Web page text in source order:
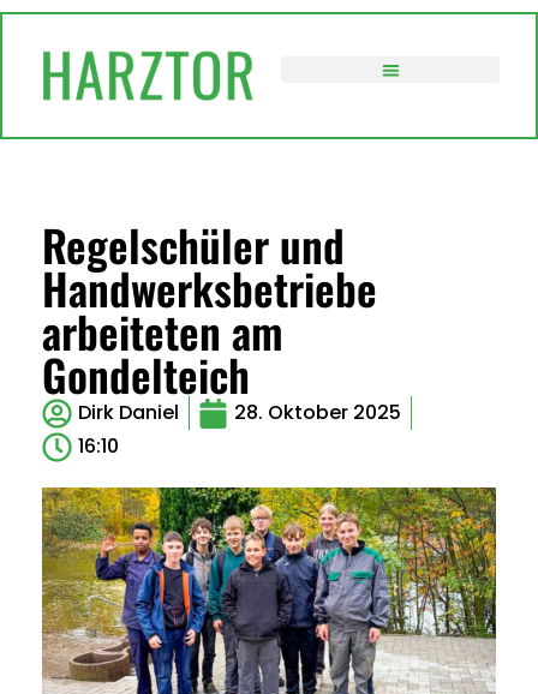
Regelschüler und
Handwerksbetriebe
arbeiteten am
Gondelteich
Dirk Daniel
28. Oktober 2025
16:10